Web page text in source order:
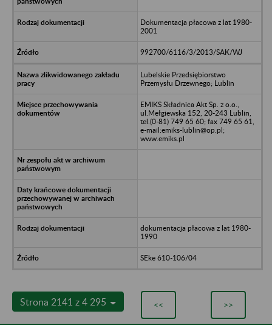
Dokumentacja płacowa z lat 1980-
2001
992700/6116/3/2013/SAK/WJ
Lubelskie Przedsiębiorstwo
Przemysłu Drzewnego; Lublin
EMIKS Składnica Akt Sp. z o.o.,
ul.Mełgiewska 152, 20-243 Lublin,
tel.(0-81) 749 65 60; fax 749 65 61,
e-mail:emiks-lublin@op.pl;
www.emiks.pl
dokumentacja płacowa z lat 1980-
1990
SEke 610-106/04
Strona 2141 z 4 295 << >>